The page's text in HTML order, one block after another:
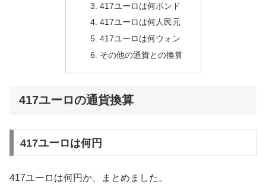
417ユーロは何ポンド
417ユーロは何人民元
417ユーロは何ウォン
その他の通貨との換算
417ユーロの通貨換算
417ユーロは何円
417ユーロは何円か、まとめました。